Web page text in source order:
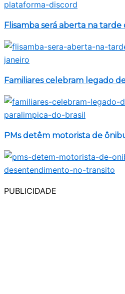
Flisamba será aberta na
Familiares celebram legado
PMs detêm motorista de
PUBLICIDADE